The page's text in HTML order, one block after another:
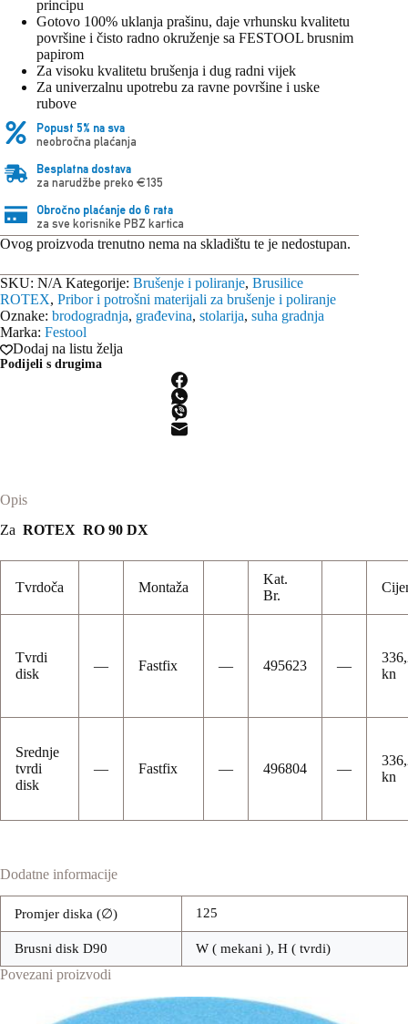
principu
Gotovo 100% uklanja prašinu, daje vrhunsku kvalitetu
površine i čisto radno okruženje sa FESTOOL brusnim
papirom
Za visoku kvalitetu brušenja i dug radni vijek
Za univerzalnu upotrebu za ravne površine i uske
rubove
Popust 5% na sva
neobročna plaćanja
Besplatna dostava
za narudžbe preko €135
Obročno plaćanje do 6 rata
za sve korisnike PBZ kartica
Ovog proizvoda trenutno nema na skladištu te je nedostupan.
SKU: N/A Kategorije: Brušenje i poliranje, Brusilice
ROTEX, Pribor i potrošni materijali za brušenje i poliranje
Oznake: brodogradnja, građevina, stolarija, suha gradnja
Marka: Festool
Dodaj na listu želja
Podijeli s drugima
Opis
Za ROTEX RO 90 DX
Tvrdoča Montaža
Kat.
Br.
Tvrdi
disk
— Fastfix — 495623 —
kn
Srednje
tvrdi
disk
— Fastfix — 496804 —
kn
Dodatne informacije
Promjer diska (∅) 125
Brusni disk D90 W ( mekani ), H ( tvrdi)
Povezani proizvodi